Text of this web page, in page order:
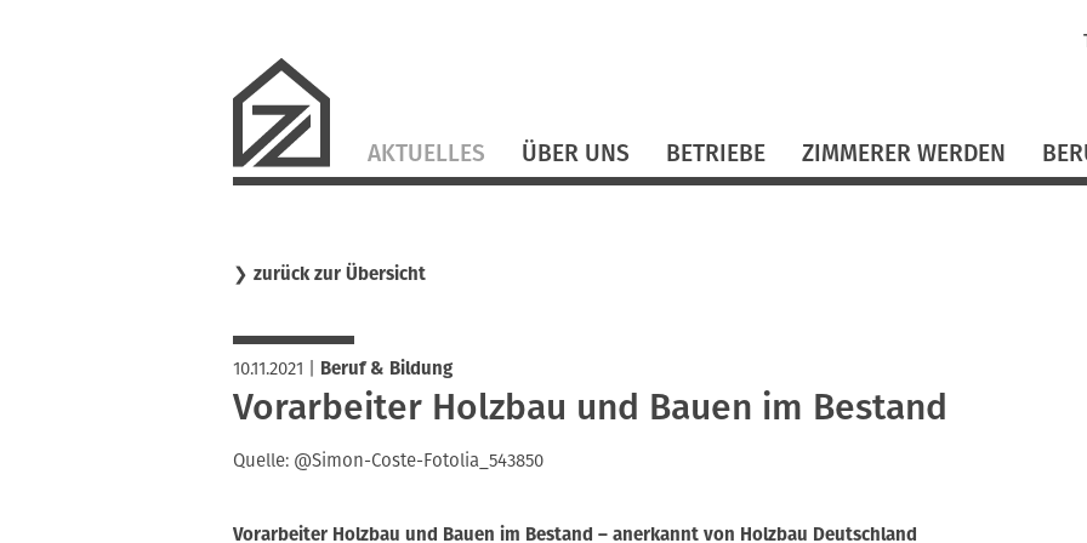
überspringen
AKTUELLES ÜBER UNS BETRIEBE ZIMMERER WERDEN
❯ zurück zur Übersicht
10.11.2021 Beruf & Bildung
Vorarbeiter Holzbau und Bauen im Bestand
Quelle: @Simon-Coste-Fotolia_543850
Vorarbeiter Holzbau und Bauen im Bestand – anerkannt von Holzbau Deutschland